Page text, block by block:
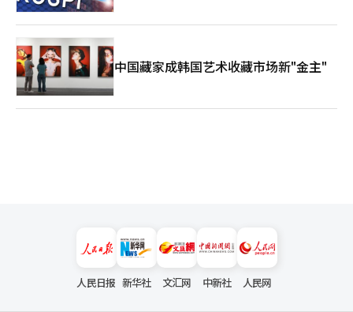
中国藏家成韩国艺术收藏市场新"金主"
人民日报 新华社 文汇网 中新社 人民网